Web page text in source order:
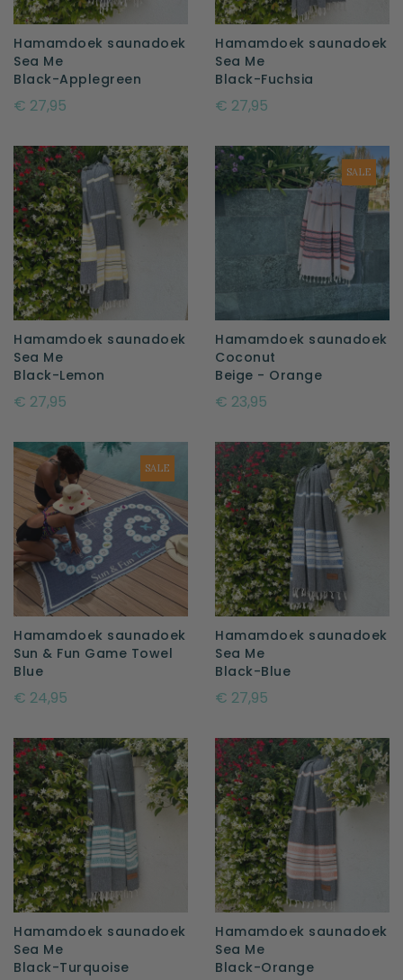
Hamamdoek saunadoek
Sea Me
Black-Applegreen
€ 27,95
Hamamdoek saunadoek
Sea Me
Black-Fuchsia
€ 27,95
Hamamdoek saunadoek
Sea Me
Black-Lemon
€ 27,95
SALE
Hamamdoek saunadoek
Coconut
Beige - Orange
€ 23,95
SALE
Hamamdoek saunadoek
Sun & Fun Game Towel
Blue
€ 24,95
Hamamdoek saunadoek
Sea Me
Black-Blue
€ 27,95
Hamamdoek saunadoek
Sea Me
Black-Turquoise
Hamamdoek saunadoek
Sea Me
Black-Orange